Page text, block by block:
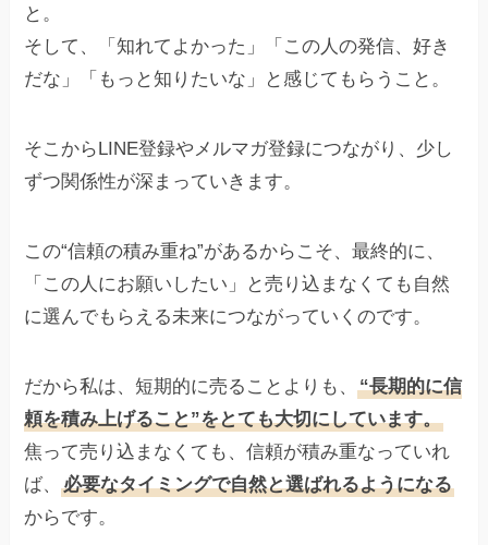
と。
そして、「知れてよかった」「この人の発信、好き
だな」「もっと知りたいな」と感じてもらうこと。
そこからLINE登録やメルマガ登録につながり、少し
ずつ関係性が深まっていきます。
この“信頼の積み重ね”があるからこそ、最終的に、
「この人にお願いしたい」と売り込まなくても自然
に選んでもらえる未来につながっていくのです。
だから私は、短期的に売ることよりも、“長期的に信
頼を積み上げること”をとても大切にしています。
焦って売り込まなくても、信頼が積み重なっていれ
ば、必要なタイミングで自然と選ばれるようになる
からです。